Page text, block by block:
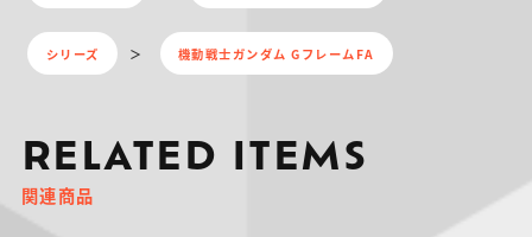
シリーズ 機動戦士ガンダム GフレームFA
RELATED ITEMS
関連商品